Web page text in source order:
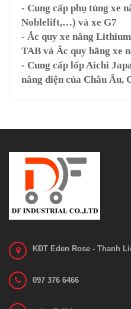
- Cung cấp phụ tùng xe
Noblelift,…) và xe G7
- Ắc quy xe nâng
TAB và Ắc quy hãng xe
- Cung cấp lốp Aichi
nâng điện của Châu Âu,
KĐT Eden Rose - Thanh
097 376 6466